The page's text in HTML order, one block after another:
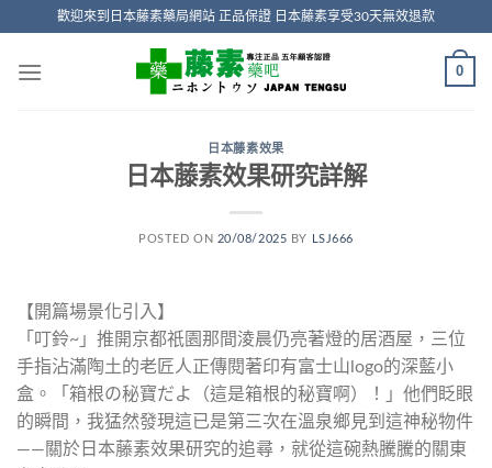
content
歡迎來到日本藤素藥局網站 正品保證 日本藤素享受30天無效退款
0
日本藤素效果
日本藤素效果研究詳解
POSTED ON 20/08/2025 BY LSJ666
【開篇場景化引入】
「叮鈴~」推開京都祇園那間淩晨仍亮著燈的居酒屋，三位
手指沾滿陶土的老匠人正傳閱著印有富士山logo的深藍小
盒。「箱根の秘寶だよ（這是箱根的秘寶啊）！」他們眨眼
的瞬間，我猛然發現這已是第三次在溫泉鄉見到這神秘物件
——關於日本藤素效果研究的追尋，就從這碗熱騰騰的關東